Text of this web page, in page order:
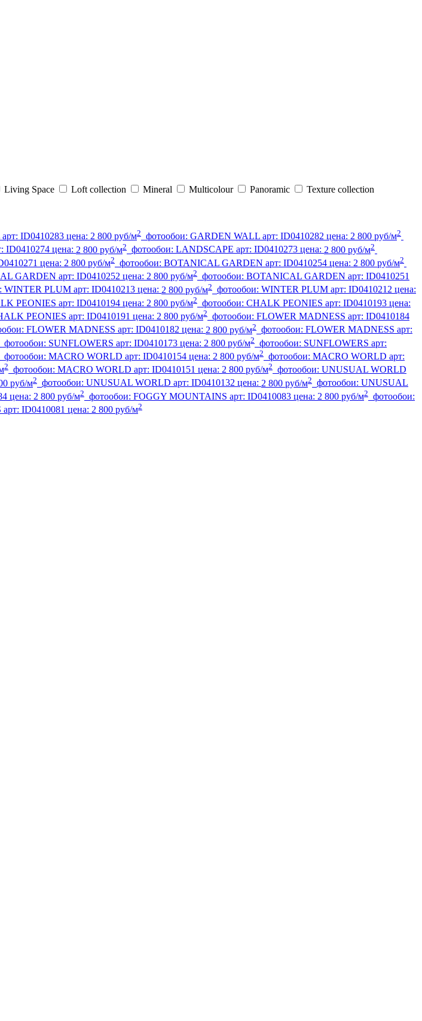
Living Space Loft collection Mineral Multicolour Panoramic
Texture collection
арт: ID0410283 цена: 2 800 руб/м2 фотообои: GARDEN WALL арт: ID0410282 цена: 2 800 руб/м2
ID0410274 цена: 2 800 руб/м2 фотообои: LANDSCAPE арт: ID0410273 цена: 2 800 руб/м2
цена: 2 800 руб/м2 фотообои: BOTANICAL GARDEN арт: ID0410254 цена: 2 800 руб/м2
GARDEN арт: ID0410252 цена: 2 800 руб/м2 фотообои: BOTANICAL GARDEN арт: ID0410251
WINTER PLUM арт: ID0410213 цена: 2 800 руб/м2 фотообои: WINTER PLUM арт: ID0410212 цена:
PEONIES арт: ID0410194 цена: 2 800 руб/м2 фотообои: CHALK PEONIES арт: ID0410193 цена:
PEONIES арт: ID0410191 цена: 2 800 руб/м2 фотообои: FLOWER MADNESS арт: ID0410184
FLOWER MADNESS арт: ID0410182 цена: 2 800 руб/м2 фотообои: FLOWER MADNESS арт:
фотообои: SUNFLOWERS арт: ID0410173 цена: 2 800 руб/м2 фотообои: SUNFLOWERS арт:
фотообои: MACRO WORLD арт: ID0410154 цена: 2 800 руб/м2 фотообои: MACRO WORLD арт:
2 фотообои: MACRO WORLD арт: ID0410151 цена: 2 800 руб/м2 фотообои: UNUSUAL WORLD
руб/м2 фотообои: UNUSUAL WORLD арт: ID0410132 цена: 2 800 руб/м2 фотообои: UNUSUAL
цена: 2 800 руб/м2 фотообои: FOGGY MOUNTAINS арт: ID0410083 цена: 2 800 руб/м2 фотообои:
арт: ID0410081 цена: 2 800 руб/м2